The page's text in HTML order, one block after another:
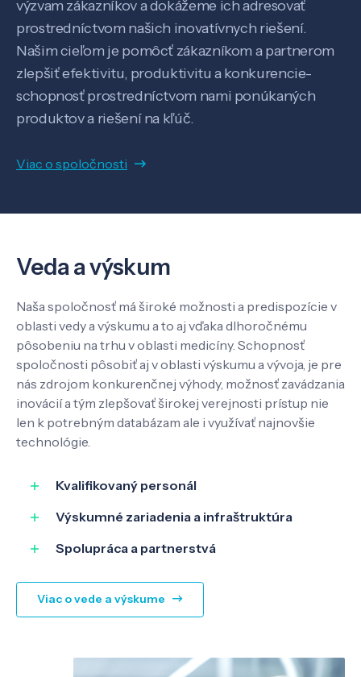
Veda a výskum
Kontakt
SK EN
výzvam zákazníkov a dokážeme ich adresovať
prostredníctvom našich inovatívnych riešení.
Našim cieľom je pomôcť zákazníkom a partnerom
zlepšiť efektivitu, produktivitu a konkurencie-
schopnosť prostredníctvom nami ponúkaných
produktov a riešení na kľúč.
Viac o spoločnosti
Veda a výskum
Naša spoločnosť má široké možnosti a predispozície v
oblasti vedy a výskumu a to aj vďaka dlhoročnému
pôsobeniu na trhu v oblasti medicíny. Schopnosť
spoločnosti pôsobiť aj v oblasti výskumu a vývoja, je pre
nás zdrojom konkurenčnej výhody, možnosť zavádzania
inovácií a tým zlepšovať širokej verejnosti prístup nie
len k potrebným databázam ale i využívať najnovšie
technológie.
Kvalifikovaný personál
Výskumné zariadenia a infraštruktúra
Spolupráca a partnerstvá
Viac o vede a výskume